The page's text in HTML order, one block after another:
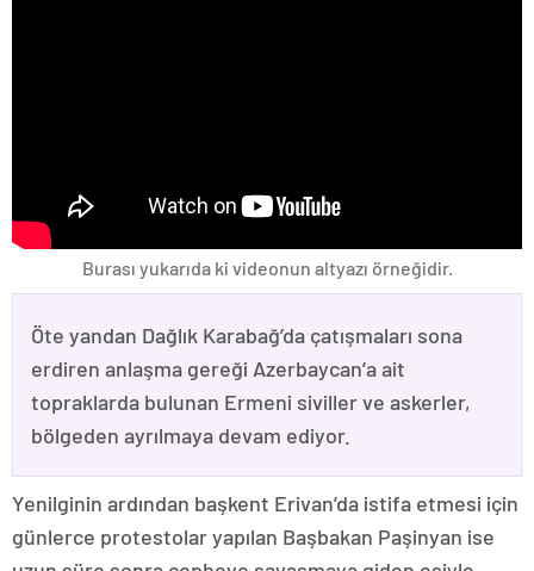
Burası yukarıda ki videonun altyazı örneğidir.
Öte yandan Dağlık Karabağ’da çatışmaları sona
erdiren anlaşma gereği Azerbaycan’a ait
topraklarda bulunan Ermeni siviller ve askerler,
bölgeden ayrılmaya devam ediyor.
Yenilginin ardından başkent Erivan’da istifa etmesi için
günlerce protestolar yapılan Başbakan Paşinyan ise